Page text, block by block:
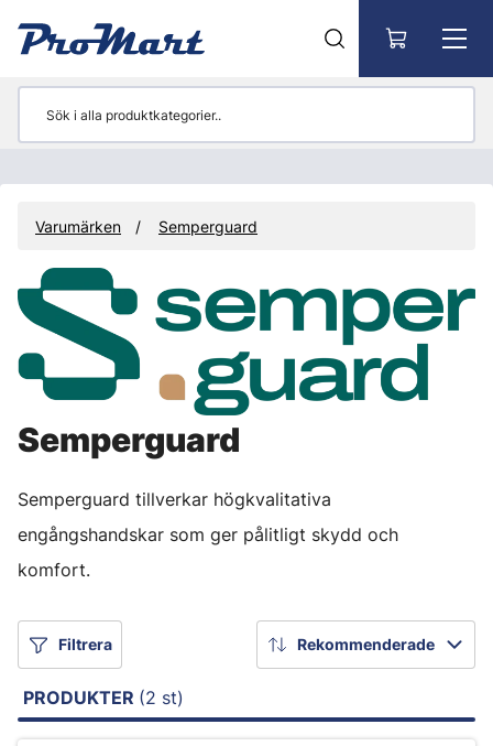
Varumärken Semperguard
Semperguard
Semperguard tillverkar högkvalitativa
engångshandskar som ger pålitligt skydd och
komfort.
Filtrera Rekommenderade
PRODUKTER (2 st)